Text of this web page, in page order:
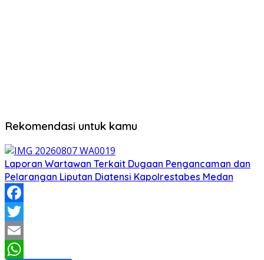
Rekomendasi untuk kamu
Laporan Wartawan Terkait Dugaan Pengancaman dan
Pelarangan Liputan Diatensi Kapolrestabes Medan
Facebook
Twitter
Email